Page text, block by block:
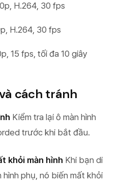
H.264, 30 fps
H.264, 30 fps
15 fps, tối đa 10 giây
cách tránh
Kiểm tra lại ô màn hình
trước khi bắt đầu.
khỏi màn hình Khi bạn di
phụ, nó biến mất khỏi